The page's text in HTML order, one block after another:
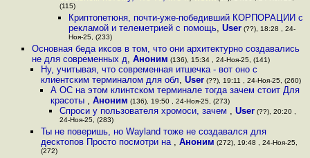
(115)
Криптопетюня, почти-уже-победивший КОРПОРАЦИИ с
рекламой и телеметрией с помощь,User (??), 18:28 , 24-
Ноя-25, (233)
Основная беда иксов в том, что они архитектурно создавались
не для современных д, Аноним (136), 15:34 , 24-Ноя-25, (141)
Ну, учитывая, что современная итшечка - вот оно с
клиентским терминалом для обл,User (??), 19:11 , 24-Ноя-25, (260)
А ОС на этом клинтском терминале тогда зачем стоит Для
красоты , Аноним (136), 19:50 , 24-Ноя-25, (273)
Спроси у пользователя хромоси, зачем , User(??), 20:20 ,
24-Ноя-25, (283)
Ты не поверишь, но Wayland тоже не создавался для
десктопов Просто посмотри на ,Аноним (272), 19:48 , 24-Ноя-25,
(272)